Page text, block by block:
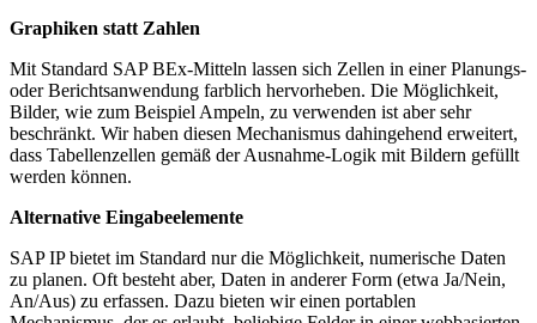
Graphiken statt Zahlen
Mit Standard SAP BEx-Mitteln lassen sich Zellen in einer Planungs-
oder Berichtsanwendung farblich hervorheben. Die Möglichkeit,
Bilder, wie zum Beispiel Ampeln, zu verwenden ist aber sehr
beschränkt. Wir haben diesen Mechanismus dahingehend erweitert,
dass Tabellenzellen gemäß der Ausnahme-Logik mit Bildern gefüllt
werden können.
Alternative Eingabeelemente
SAP IP bietet im Standard nur die Möglichkeit, numerische Daten
zu planen. Oft besteht aber, Daten in anderer Form (etwa Ja/Nein,
An/Aus) zu erfassen. Dazu bieten wir einen portablen